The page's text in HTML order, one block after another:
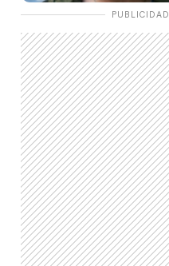
PUBLICIDAD